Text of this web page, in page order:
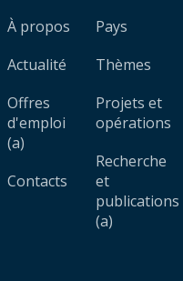
À propos
Actualité
Offres
d'emploi
(a)
Contacts
Pays
Thèmes
Projets et
opérations
Recherche
et
publications
(a)